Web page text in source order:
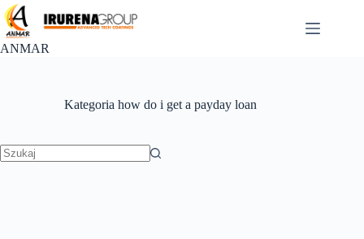
Przejdź
do
treści
ANMAR
Kategoria how do i get a payday loan